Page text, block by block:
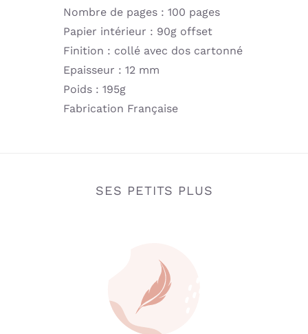
Nombre de pages : 100 pages
Papier intérieur : 90g offset
Finition : collé avec dos cartonné
Epaisseur : 12 mm
Poids : 195g
Fabrication Française
SES PETITS PLUS